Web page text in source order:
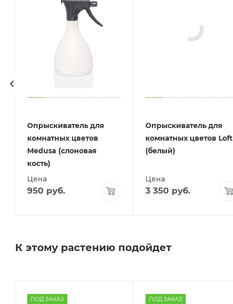
Опрыскиватель для
комнатных цветов
Medusa (слоновая
кость)
Цена
950 руб.
Опрыскиватель для
комнатных цветов Loft
(белый)
Цена
3 350 руб.
К этому растению подойдет
ПОД ЗАКАЗ ПОД ЗАКАЗ